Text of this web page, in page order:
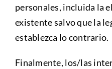
personales, incluida la
existente salvo que la
establezca lo contrario.
Finalmente, los/las